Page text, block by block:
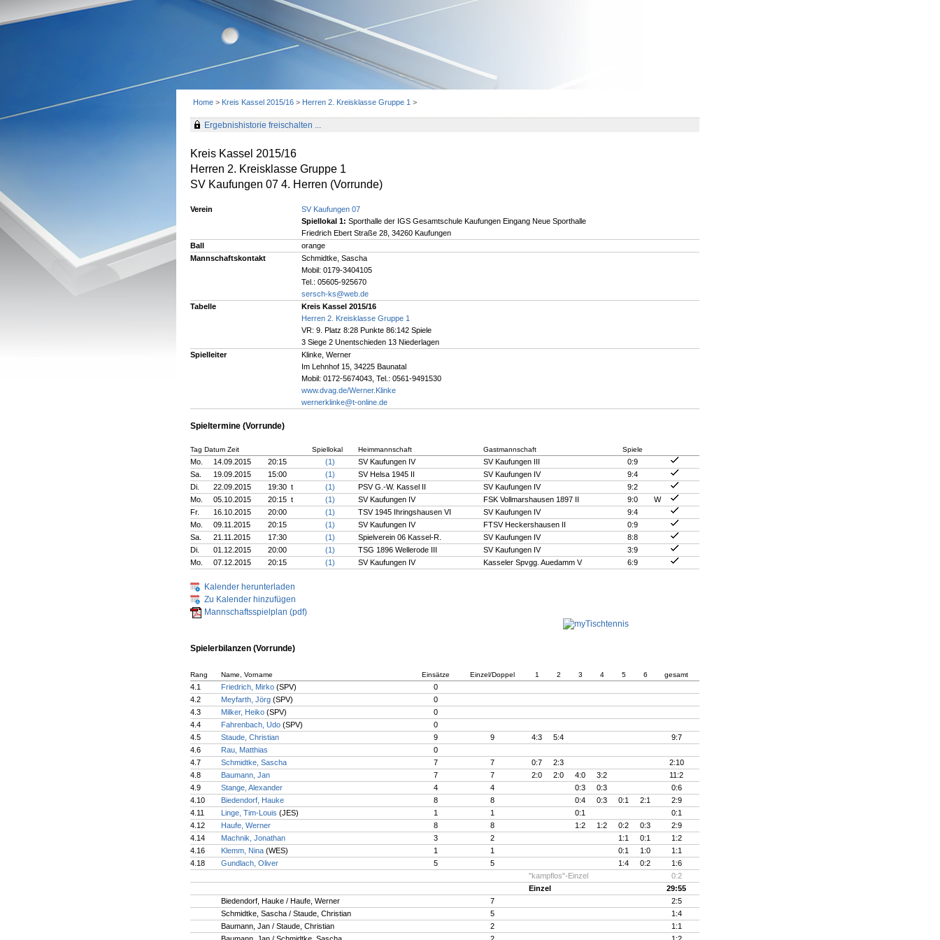
Home > Kreis Kassel 2015/16 > Herren 2. Kreisklasse Gruppe 1 >
Ergebnishistorie freischalten ...
Kreis Kassel 2015/16
Herren 2. Kreisklasse Gruppe 1
SV Kaufungen 07 4. Herren (Vorrunde)
Verein
SV Kaufungen 07
Spiellokal 1: Sporthalle der IGS Gesamtschule Kaufungen Eingang Neue Sporthalle
Friedrich Ebert Straße 28, 34260 Kaufungen
Ball
orange
Mannschaftskontakt
Schmidtke, Sascha
Mobil: 0179-3404105
Tel.: 05605-925670
sersch-ks@web.de
Tabelle
Kreis Kassel 2015/16
Herren 2. Kreisklasse Gruppe 1
VR: 9. Platz 8:28 Punkte 86:142 Spiele
3 Siege 2 Unentschieden 13 Niederlagen
Spielleiter
Klinke, Werner
Im Lehnhof 15, 34225 Baunatal
Mobil: 0172-5674043, Tel.: 0561-9491530
www.dvag.de/Werner.Klinke
wernerklinke@t-online.de
Spieltermine (Vorrunde)
Tag Datum Zeit Spiellokal Heimmannschaft Gastmannschaft Spiele
Mo. 14.09.2015 20:15 (1) SV Kaufungen IV SV Kaufungen III
0:9
Sa.
19.09.2015 15:00 (1) SV Helsa 1945 II SV Kaufungen IV
9:4
Di.
22.09.2015 19:30 t (1) PSV G.-W. Kassel II SV Kaufungen IV
9:2
Mo.
05.10.2015 20:15 t (1) SV Kaufungen IV FSK Vollmarshausen 1897 II 9:0
W
Fr.
16.10.2015 20:00 (1) TSV 1945 Ihringshausen VI SV Kaufungen IV
9:4
Mo.
09.11.2015 20:15 (1) SV Kaufungen IV FTSV Heckershausen II
0:9
Sa.
21.11.2015 17:30 (1) Spielverein 06 Kassel-R. SV Kaufungen IV
8:8
Di.
01.12.2015 20:00 (1) TSG 1896 Wellerode III SV Kaufungen IV
3:9
Mo.
07.12.2015 20:15 (1) SV Kaufungen IV Kasseler Spvgg. Auedamm V 6:9
Kalender herunterladen
Zu Kalender hinzufügen
Mannschaftsspielplan (pdf)
Spielerbilanzen (Vorrunde)
Rang Name, Vorname Einsätze Einzel/Doppel 1 2 3 4 5 6 gesamt
4.1 Friedrich, Mirko (SPV)
0
4.2
Meyfarth, Jörg (SPV)
0
4.3
Milker, Heiko (SPV)
0
4.4
Fahrenbach, Udo (SPV)
0
4.5
Staude, Christian 9 9 4:3 5:4
9:7
4.6
Rau, Matthias
0
4.7
Schmidtke, Sascha 7 7 0:7 2:3
2:10
4.8
Baumann, Jan 7 7 2:0 2:0 4:0 3:2
11:2
4.9
Stange, Alexander 4 4 0:3 0:3
0:6
4.10
Biedendorf, Hauke 8 8 0:4 0:3 0:1 2:1
2:9
4.11
Linge, Tim-Louis (JES) 1 1 0:1
0:1
4.12
Haufe, Werner 8 8 1:2 1:2 0:2 0:3
2:9
4.14
Machnik, Jonathan 3 2 1:1 0:1
1:2
4.16
Klemm, Nina (WES) 1 1 0:1 1:0
1:1
4.18
Gundlach, Oliver 5 5 1:4 0:2
1:6
"kampflos"-Einzel
0:2
Einzel
29:55
Biedendorf, Hauke / Haufe, Werner
7
2:5
Schmidtke, Sascha / Staude, Christian
5
1:4
Baumann, Jan / Staude, Christian
2
1:1